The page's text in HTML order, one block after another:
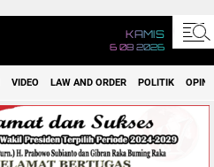
KAMIS
6 08 2026
VIDEO LAW AND ORDER POLITIK OPINI